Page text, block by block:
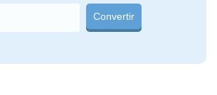
Convertir